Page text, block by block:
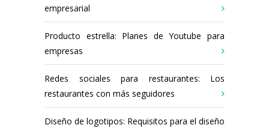
empresarial
Producto estrella: Planes de Youtube para
empresas
Redes sociales para restaurantes: Los
restaurantes con más seguidores
Diseño de logotipos: Requisitos para el diseño